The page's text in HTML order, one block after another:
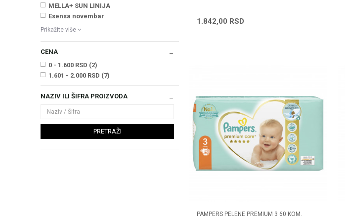
MELLA+ SUN LINIJA
Esensa novembar
Prikažite više
CENA
0 - 1.600 RSD (2)
1.601 - 2.000 RSD (7)
NAZIV ILI ŠIFRA PROIZVODA
PRETRAŽI
1.842,00 RSD
PAMPERS PELENE PREMIUM 3 60 KOM.